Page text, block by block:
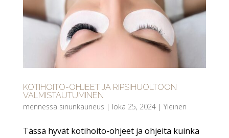
KOTIHOITO-OHJEET JA RIPSIHUOLTOON
VALMISTAUTUMINEN
mennessä sinunkauneus | loka 25, 2024| Yleinen
Tässä hyvät kotihoito-ohjeet ja ohjeita kuinka